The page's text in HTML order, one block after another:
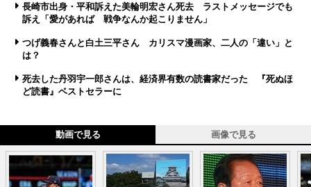
長崎市出身・平和訴えた美輪明宏さん死去 ラストメッセージでも
訴え「愛があれば 戦争なんか起こりません」
つげ義春さんと白土三平さん カリスマ漫画家、二人の「違い」と
は？
死去した丹羽宇一郎さんは、経済界有数の読書家だった 『死ぬほ
ど読書』ベストセラーに
動画で見る 画像で見る